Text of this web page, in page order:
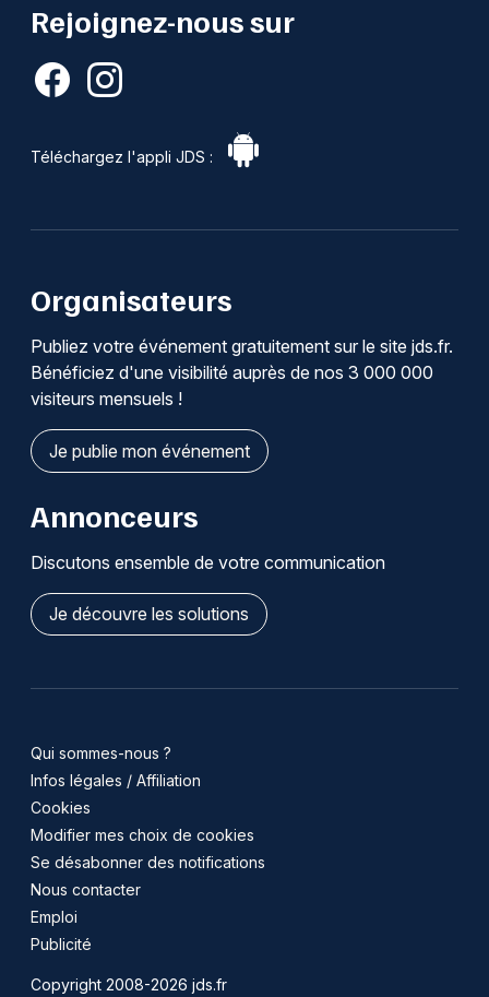
Rejoignez-nous sur
Téléchargez l'appli JDS :
Organisateurs
Publiez votre événement gratuitement sur le site jds.fr.
Bénéficiez d'une visibilité auprès de nos 3 000 000
visiteurs mensuels !
Je publie mon événement
Annonceurs
Discutons ensemble de votre communication
Je découvre les solutions
Qui sommes-nous ?
Infos légales / Affiliation
Cookies
Modifier mes choix de cookies
Se désabonner des notifications
Nous contacter
Emploi
Publicité
Copyright 2008-2026 jds.fr